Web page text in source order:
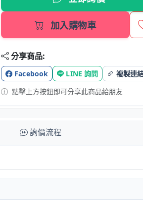
加入購物車
分享商品:
Facebook LINE 詢問
複製連
點擊上方按鈕即可分享此商品給朋友
詢價流程